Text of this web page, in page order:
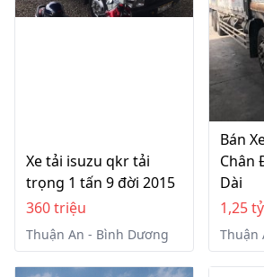
Xe tải isuzu qkr tải
trọng 1 tấn 9 đời 2015
360 triệu
Thuận An - Bình Dương
Bán
Chân
Dài
1,25 tỷ
Thuận